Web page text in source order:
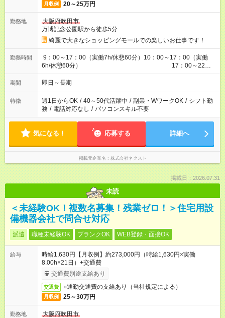
月収例 20～25万円
勤務地
大阪府吹田市
万博記念公園駅から徒歩5分
綺麗で大きなショッピングモールでの楽しいお仕事です！
勤務時間
9：00～17：00（実働7h/休憩60分）10：00～17：00（実働
6h/休憩60分） 17：00～22：
00（実働5h）
期間 即日～長期
特徴 週1日からOK / 40～50代活躍中 / 副業・WワークOK / シフト勤
務 / 電話対応なし / パソコンスキル不要
気になる！ 応募する 詳細へ
掲載元企業名 株式会社ネクスト
掲載日：2026.07.31
未読
＜未経験OK！複数名募集！残業ゼロ！＞住宅用設
備機器会社で問合せ対応
派遣 職種未経験OK ブランクOK WEB登録・面接OK
給与
時給1,630円【月収例】約273,000円（時給1,630円×実働
8.00h×21日）+交通費
交通費別途支給あり
交通費 ○通勤交通費の支給あり（当社規定による）
月収例 25～30万円
勤務地
大阪府吹田市